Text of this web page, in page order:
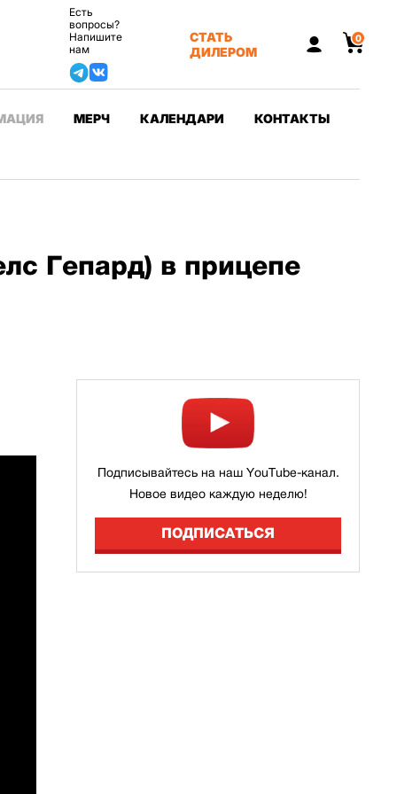
Есть
вопросы?
Напишите
нам
СТАТЬ
ДИЛЕРОМ
0
МЕРЧ КАЛЕНДАРИ КОНТАКТЫ
Гепард) в прицепе
Подписывайтесь на наш YouTube-канал.
Новое видео каждую неделю!
ПОДПИСАТЬСЯ